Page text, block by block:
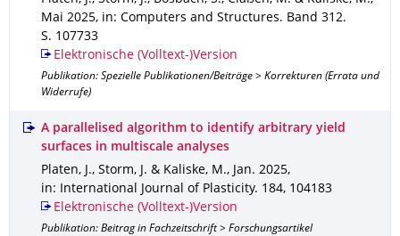
Mai 2025, in: Computers and Structures. Band 312.
S. 107733
Elektronische (Volltext-)Version
Publikation: Spezielle Publikationen/Beiträge > Korrekturen (Errata und
Widerrufe)
A parallelised algorithm to identify arbitrary yield
surfaces in multiscale analyses
Platen, J., Storm, J. & Kaliske, M., Jan. 2025,
in: International Journal of Plasticity. 184, 104183
Elektronische (Volltext-)Version
Publikation: Beitrag in Fachzeitschrift > Forschungsartikel